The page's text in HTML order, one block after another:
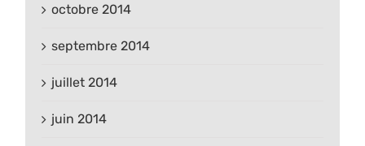
octobre 2014
septembre 2014
juillet 2014
juin 2014